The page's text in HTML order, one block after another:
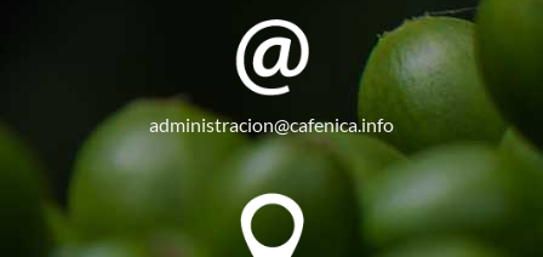
administracion@cafenica.info